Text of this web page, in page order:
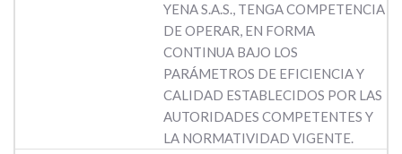
YENA S.A.S., TENGA COMPETENCIA
DE OPERAR, EN FORMA
CONTINUA BAJO LOS
PARÁMETROS DE EFICIENCIA Y
CALIDAD ESTABLECIDOS POR LAS
AUTORIDADES COMPETENTES Y
LA NORMATIVIDAD VIGENTE.